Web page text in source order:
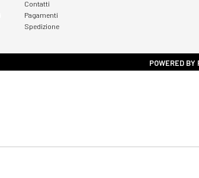
Contatti
Pagamenti
Spedizione
POWERED BY